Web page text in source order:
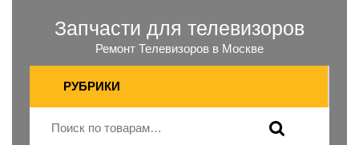
Запчасти для телевизоров
Ремонт Телевизоров в Москве
РУБРИКИ